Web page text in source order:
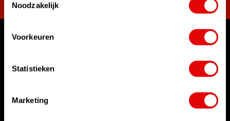
Noodzakelijk
Voorkeuren
Statistieken
Marketing
Rufen Sie uns an
Chatten Sie mit uns